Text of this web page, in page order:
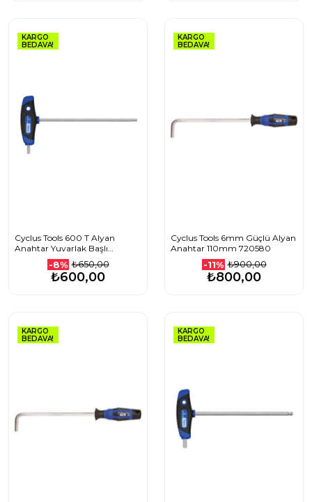
KARGO
BEDAVA!
Cyclus Tools 600 T Alyan
Anahtar Yuvarlak Başlı
200mm 720615
-8% ₺650,00
₺600,00
KARGO
BEDAVA!
Cyclus Tools 6mm Güçlü Alyan
Anahtar 110mm 720580
-11% ₺900,00
₺800,00
KARGO
BEDAVA!
KARGO
BEDAVA!